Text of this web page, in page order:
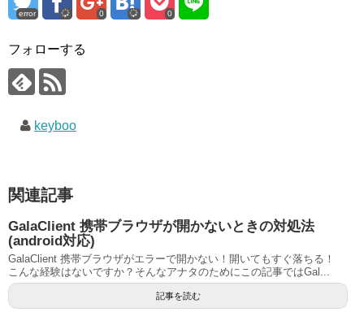
error 0 0
フォローする
keyboo
関連記事
GalaClient 携帯ブラウザが開かないときの対処法
(android対応)
GalaClient 携帯ブラウザがエラーで開かない！開いてもすぐ落ちる！
こんな経験はないですか？そんなアナタのためにこの記事ではGal...
記事を読む